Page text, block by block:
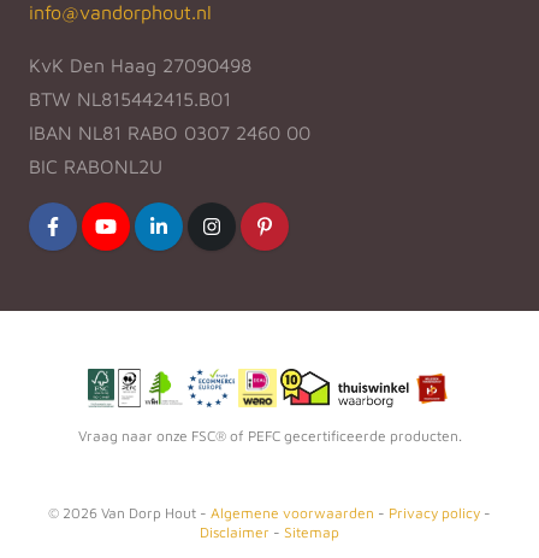
info@vandorphout.nl
KvK Den Haag 27090498
BTW NL815442415.B01
IBAN NL81 RABO 0307 2460 00
BIC RABONL2U
Vraag naar onze FSC® of PEFC gecertificeerde producten.
© 2026 Van Dorp Hout - Algemene voorwaarden - Privacy policy -
Disclaimer - Sitemap